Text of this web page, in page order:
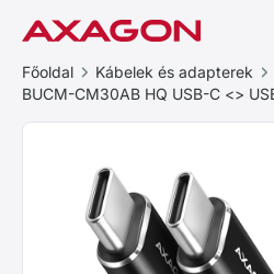
Főoldal
Kábelek és adapterek
BUCM-CM30AB HQ USB-C <>